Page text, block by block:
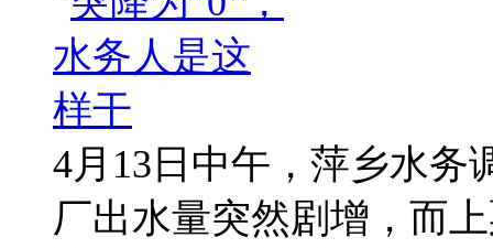
4月13日中午，萍乡水务
厂出水量突然剧增，而